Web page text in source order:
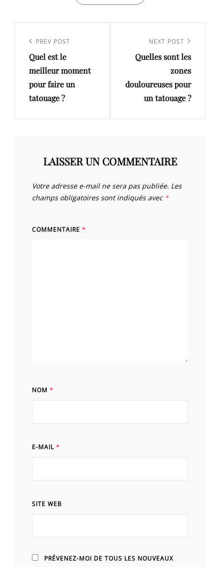
l’article
Previous
Post
PREV POST
Quel est le
meilleur moment
pour faire un
tatouage ?
Post
NEXT POST
Quelles sont les
zones
douloureuses pour
un tatouage ?
LAISSER UN COMMENTAIRE
Votre adresse e-mail ne sera pas publiée. Les
champs obligatoires sont indiqués avec *
COMMENTAIRE *
NOM *
E-MAIL *
SITE WEB
PRÉVENEZ-MOI DE TOUS LES NOUVEAUX